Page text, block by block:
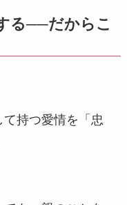
る──だからこ
持つ愛情を「忠